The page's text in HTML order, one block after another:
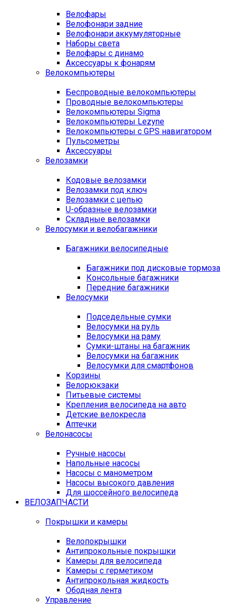
Велофары
Велофонари задние
Велофонари аккумуляторные
Наборы света
Велофары с динамо
Аксессуары к фонарям
Велокомпьютеры
Беспроводные велокомпьютеры
Проводные велокомпьютеры
Велокомпьютеры Sigma
Велокомпьютеры Lezyne
Велокомпьютеры с GPS навигатором
Пульсометры
Аксессуары
Велозамки
Кодовые велозамки
Велозамки под ключ
Велозамки с цепью
U-образные велозамки
Складные велозамки
Велосумки и велобагажники
Багажники велосипедные
Багажники под дисковые тормоза
Консольные багажники
Передние багажники
Велосумки
Подседельные сумки
Велосумки на руль
Велосумки на раму
Сумки-штаны на багажник
Велосумки на багажник
Велосумки для смартфонов
Корзины
Велорюкзаки
Питьевые системы
Крепления велосипеда на авто
Детские велокресла
Аптечки
Велонасосы
Ручные насосы
Напольные насосы
Насосы с манометром
Насосы высокого давления
Для шоссейного велосипеда
ВЕЛОЗАПЧАСТИ
Покрышки и камеры
Велопокрышки
Антипрокольные покрышки
Камеры для велосипеда
Камеры с герметиком
Антипрокольная жидкость
Ободная лента
Управление